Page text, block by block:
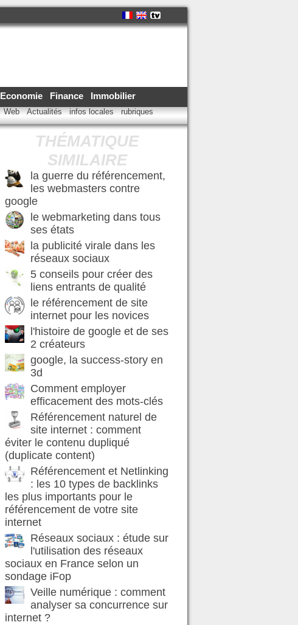
Economie Finance Immobilier
Web Actualités infos locales rubriques
THÉMATIQUE
SIMILAIRE
la guerre du référencement,
les webmasters contre
google
le webmarketing dans tous
ses états
la publicité virale dans les
réseaux sociaux
5 conseils pour créer des
liens entrants de qualité
le référencement de site
internet pour les novices
l'histoire de google et de ses
2 créateurs
google, la success-story en
3d
Comment employer
efficacement des mots-clés
Référencement naturel de
site internet : comment
éviter le contenu dupliqué
(duplicate content)
Référencement et Netlinking
: les 10 types de backlinks
les plus importants pour le
référencement de votre site
internet
Réseaux sociaux : étude sur
l'utilisation des réseaux
sociaux en France selon un
sondage iFop
Veille numérique : comment
analyser sa concurrence sur
internet ?